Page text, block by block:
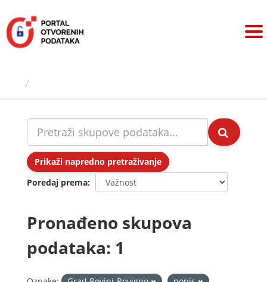
sadržaj
Prikaži napredno pretraživanje
Poredaj prema
Pronađeno skupova
podataka: 1